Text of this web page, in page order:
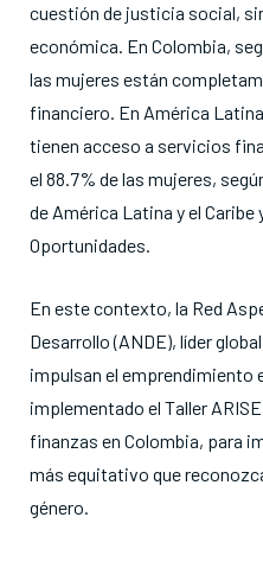
cuestión de justicia social,
económica. En Colombia,
las mujeres están
financiero. En América
tienen acceso a servicios
el 88.7% de las mujeres,
de América Latina y el Caribe
Oportunidades.
En este contexto, la Red
Desarrollo (ANDE), líder
impulsan el emprendimiento
implementado el Taller
finanzas en Colombia, para
más equitativo que
género.